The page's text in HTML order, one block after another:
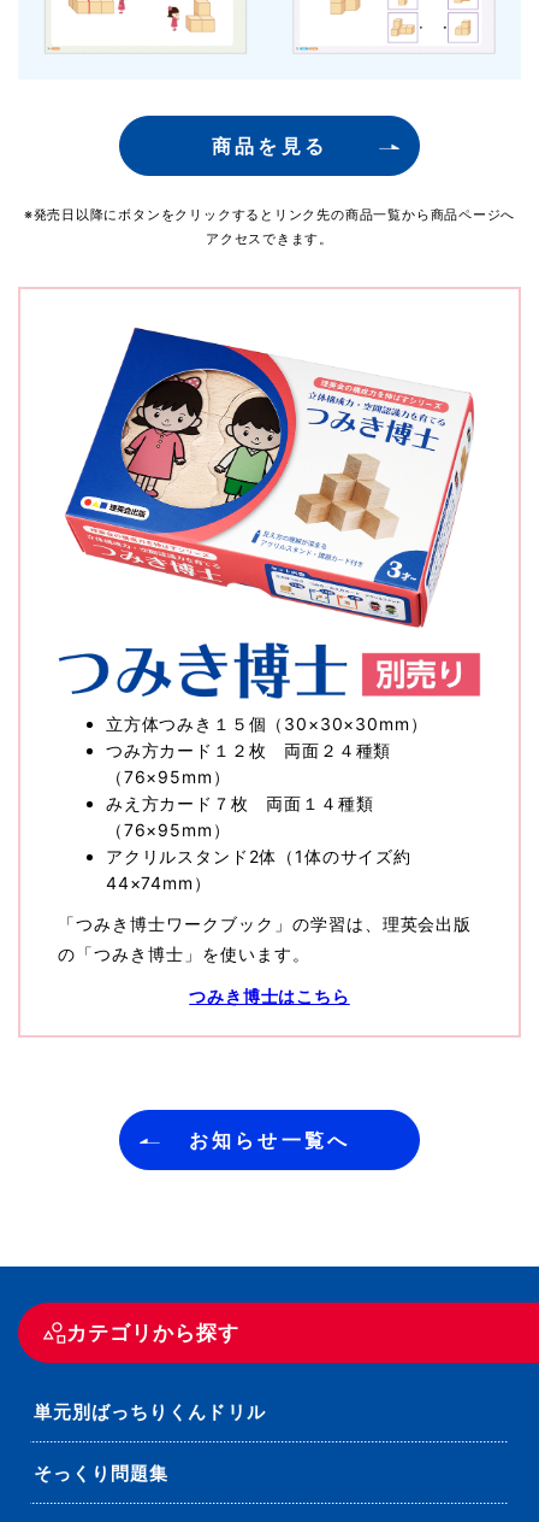
カテゴリから探す
単元別ばっちりくんドリル
そっくり問題集
商品を見る
※発売日以降にボタンをクリックするとリンク先の商品一覧から商品ページへ
アクセスできます。
立方体つみき１５個（30×30×30mm）
つみ方カード１２枚 両面２４種類
（76×95mm）
みえ方カード７枚 両面１４種類
（76×95mm）
アクリルスタンド2体（1体のサイズ約
44×74mm）
「つみき博士ワークブック」の学習は、理英会出版
の「つみき博士」を使います。
つみき博士はこちら
お知らせ一覧へ